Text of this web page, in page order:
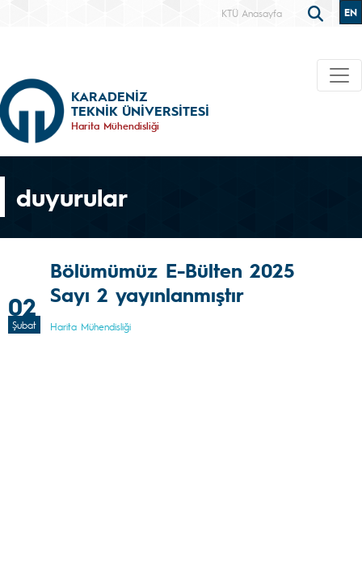
KTÜ Anasayfa EN
KARADENİZ
TEKNİK ÜNİVERSİTESİ
Harita Mühendisliği
duyurular
02
Şubat
Bölümümüz E-Bülten 2025
Sayı 2 yayınlanmıştır
Harita Mühendisliği